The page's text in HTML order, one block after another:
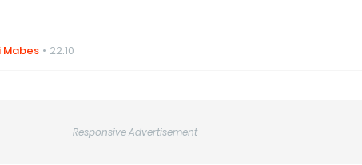
22.10
Responsive Advertisement